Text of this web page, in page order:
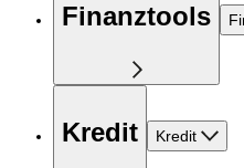
Finanztools
Kredit Kredit